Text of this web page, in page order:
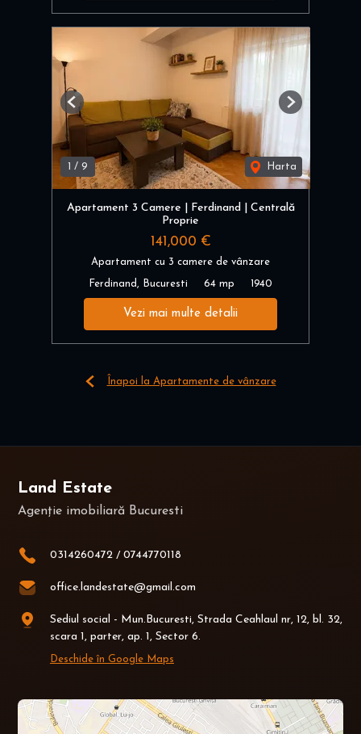
1 / 9 Harta
Previous Next
Apartament 3 Camere | Ferdinand | Centrală
Proprie
141,000 €
Apartament cu 3 camere de vânzare
Ferdinand, Bucuresti 64 mp 1940
Vezi mai multe detalii
Înapoi la Apartamente de vânzare
Land Estate
Agenție imobiliară Bucuresti
0314260472 / 0744770118
office.landestate@gmail.com
Sediul social - Mun.Bucuresti, Strada Ceahlaul nr, 12, bl. 32,
scara 1, parter, ap. 1, Sector 6.
Deschide în Google Maps